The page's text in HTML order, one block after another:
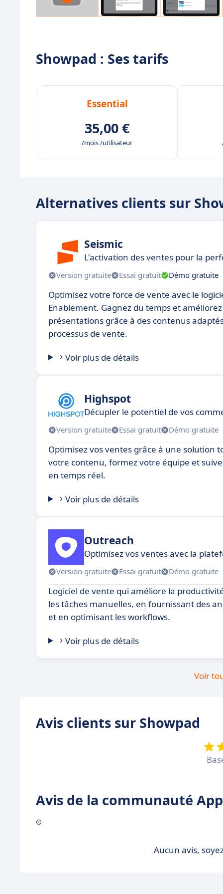
Showpad : Ses tarifs
Essential
35,00 €
/mois /utilisateur
Alternatives clients sur
Seismic
L'activation des ventes pour la
Version gratuite Essai gratuit Démo gratuite
Optimisez votre force de vente avec le
Enablement. Gagnez du temps et
présentations grâce à des contenus
processus de vente.
Voir plus de détails
Highspot
Décupler le potentiel de vos
Version gratuite Essai gratuit Démo gratuite
Optimisez vos ventes grâce à une solution
votre contenu, formez votre équipe et
en temps réel.
Voir plus de détails
Outreach
Optimisez vos ventes avec la
Version gratuite Essai gratuit Démo gratuite
Logiciel de vente qui améliore la
les tâches manuelles, en fournissant des
et en optimisant les workflows.
Voir plus de détails
Voir
Avis clients sur Showpad
Avis de la communauté
Aucun avis,